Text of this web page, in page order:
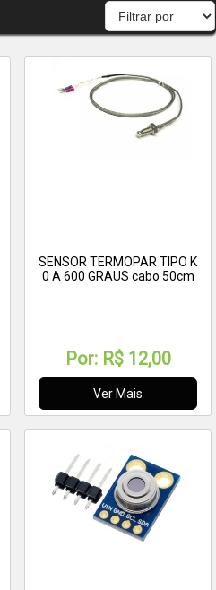
SENSOR TERMOPAR TIPO K
0 A 600 GRAUS cabo 50cm
Por: R$ 12,00
Ver Mais